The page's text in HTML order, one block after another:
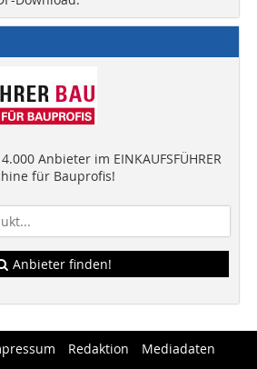
Anbieter im EINKAUFSFÜHRER
für Bauprofis!
Anbieter finden!
Redaktion
Mediadaten